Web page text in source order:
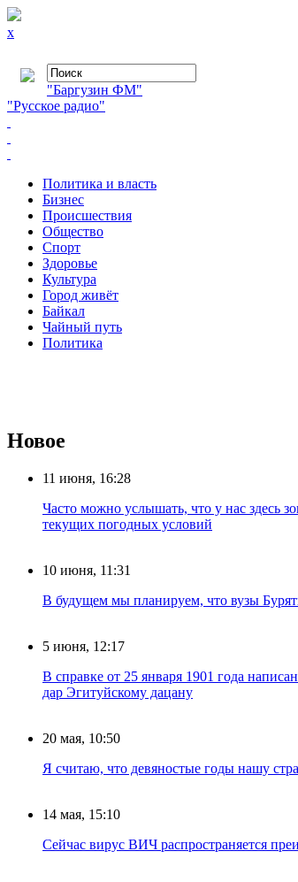
x
"Баргузин ФМ"
"Русское радио"
Политика и власть
Бизнес
Происшествия
Общество
Cпорт
Здоровье
Культура
Город живёт
Байкал
Чайный путь
Политика
Новое
11 июня, 16:28
Часто можно услышать, что у нас здесь
текущих погодных условий
10 июня, 11:31
В будущем мы планируем, что вузы
5 июня, 12:17
В справке от 25 января 1901 года
дар Эгитуйскому дацану
20 мая, 10:50
Я считаю, что девяностые годы нашу
14 мая, 15:10
Сейчас вирус ВИЧ распространяется